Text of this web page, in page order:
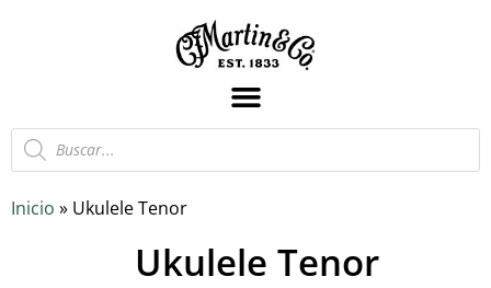
Inicio » Ukulele Tenor
Ukulele Tenor